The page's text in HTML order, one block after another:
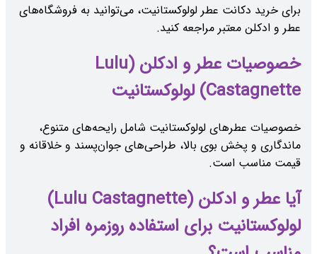
برای خرید دکانت عطر لولوکستانیت، می‌توانید به فروشگاه‌های
عطر و ادکلن معتبر مراجعه کنید.
خصوصیات عطر و ادکلن (Lulu
Castagnette) لولوکستانیت
خصوصیات عطرهای لولوکستانیت شامل رایحه‌های متنوع،
ماندگاری و پخش بوی بالا، طراحی‌های جوان‌پسند و خلاقانه و
قیمت مناسب است.
آیا عطر و ادکلن (Lulu Castagnette)
لولوکستانیت برای استفاده روزمره افراد